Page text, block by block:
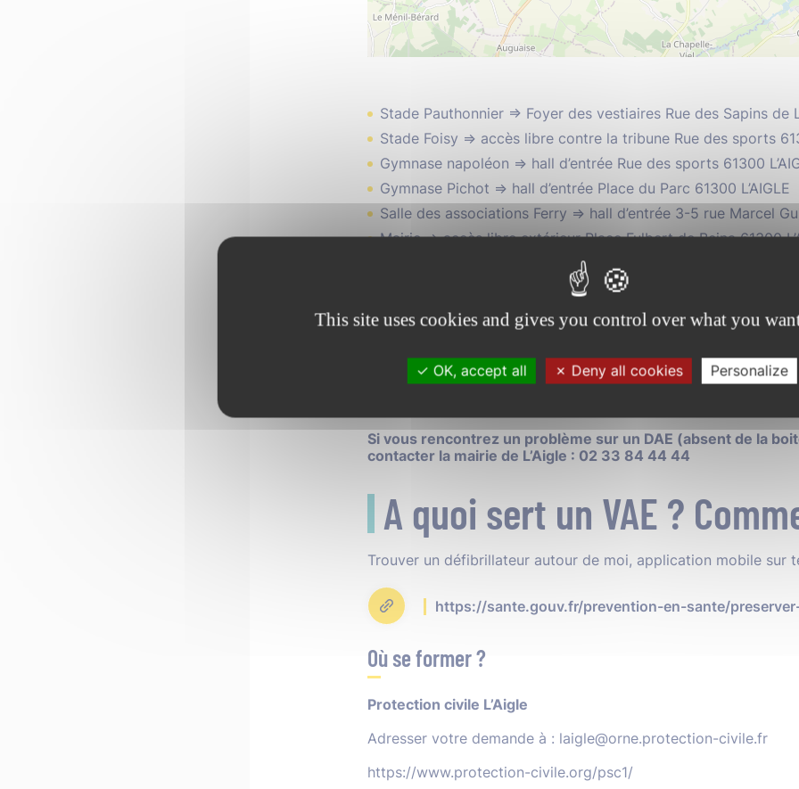
Stade Pauthonnier => Foyer des vestiaires Rue des Sapins de
Stade Foisy => accès libre contre la tribune Rue des sports
Gymnase napoléon => hall d’entrée Rue des sports 61300
Gymnase Pichot => hall d’entrée Place du Parc 61300 L’AIGLE
Salle des associations Ferry => hall d’entrée 3-5 rue Marcel
Mairie => accès libre extérieurPlace Fulbert de Beina 61300
Espace des Tanneurs => hall d’entrée
Ecole de musique=> hall d’entrée
Rue Raoul Barbet 61300
Aérodrome L’Aigle St Michel => accès libre extérieur Route de
isle
Maison France service => hall d’entrée Rue de la Mérillière
Bois de la Pierre => accès libre Le Bois de la Pierre 61300
Si vous rencontrez un problème sur un DAE (absent de la
contacter la mairie de L’Aigle : 02 33 84 44 44
A quoi sert un VAE ?
Trouver un défibrillateur autour de moi, application mobile sur
https://sante.gouv.fr/prevention-en-sante/
Où se former ?
Protection civile L’Aigle
Adresser votre demande à : laigle@orne.protection-civile.fr
https://www.protection-civile.org/psc1/
This site uses cookies and gives you control over what you
OK, accept all Deny all cookies Personalize